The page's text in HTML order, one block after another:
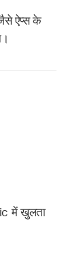
ऐप्स के
में खुलता